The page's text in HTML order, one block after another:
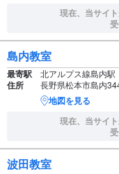
現在、当サイ
島内教室
最寄駅 北アルプス線島内駅
住所 長野県松本市島内
地図を見る
現在、当サイ
波田教室